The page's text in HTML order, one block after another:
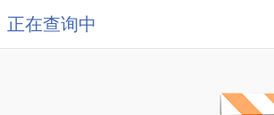
正在查询中